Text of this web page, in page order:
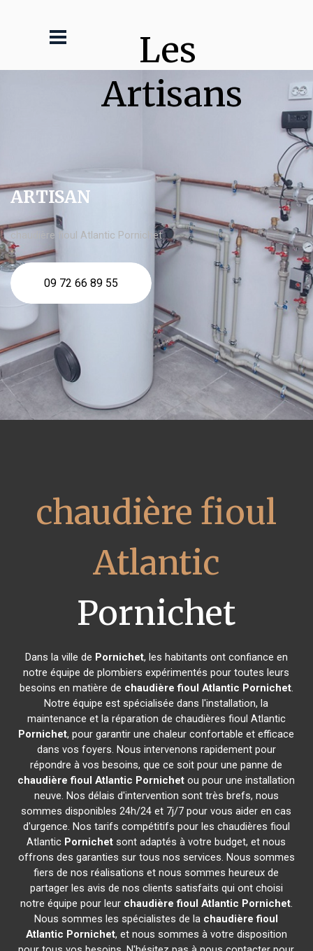
Les
Artisans
ARTISAN
chaudière fioul Atlantic Pornichet
09 72 66 89 55
chaudière fioul
Atlantic
Pornichet
Dans la ville de Pornichet, les habitants ont confiance en
notre équipe de plombiers expérimentés pour toutes leurs
besoins en matière de chaudière fioul Atlantic Pornichet.
Notre équipe est spécialisée dans l'installation, la
maintenance et la réparation de chaudières fioul Atlantic
Pornichet, pour garantir une chaleur confortable et efficace
dans vos foyers. Nous intervenons rapidement pour
répondre à vos besoins, que ce soit pour une panne de
chaudière fioul Atlantic Pornichet ou pour une installation
neuve. Nos délais d'intervention sont très brefs, nous
sommes disponibles 24h/24 et 7j/7 pour vous aider en cas
d'urgence. Nos tarifs compétitifs pour les chaudières fioul
Atlantic Pornichet sont adaptés à votre budget, et nous
offrons des garanties sur tous nos services. Nous sommes
fiers de nos réalisations et nous sommes heureux de
partager les avis de nos clients satisfaits qui ont choisi
notre équipe pour leur chaudière fioul Atlantic Pornichet.
Nous sommes les spécialistes de la chaudière fioul
Atlantic Pornichet, et nous sommes à votre disposition